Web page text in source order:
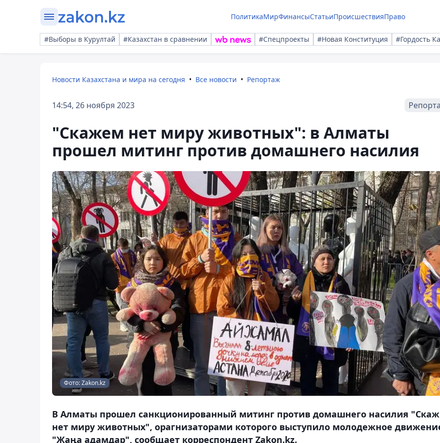
ПолитикаМирФинансыСтатьиПроисшествияПраво
#Выборы в Курултай #Казахстан в сравнении #Спецпроекты #Новая Конституция #Гордость
Новости Казахстана и мира на сегодня Все новости Репортаж
14:54, 26 ноября 2023
"Скажем нет миру животных": в Алматы
прошел митинг против домашнего насилия
Фото: Zakon.kz
В Алматы прошел санкционированный митинг против домашнего насилия
нет миру животных", орагнизаторами которого выступило молодежное
"Жаңа адамдар", сообщает корреспондент Zakon.kz.